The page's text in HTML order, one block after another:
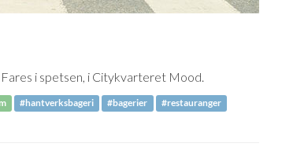
i spetsen, i Citykvarteret Mood.
#hantverksbageri #bagerier #restauranger